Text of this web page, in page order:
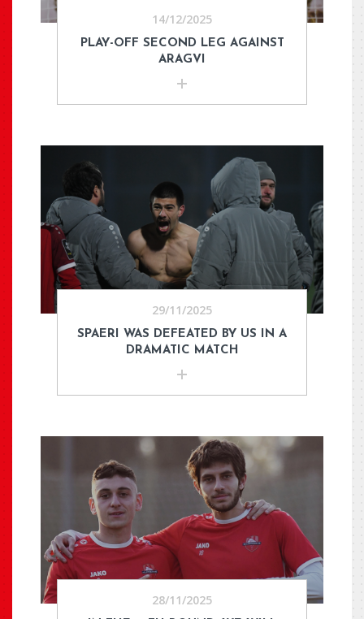
14/12/2025
PLAY-OFF SECOND LEG AGAINST
ARAGVI
29/11/2025
SPAERI WAS DEFEATED BY US IN A
DRAMATIC MATCH
28/11/2025